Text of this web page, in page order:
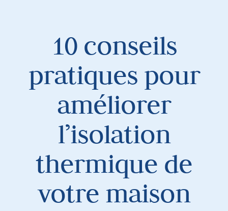
10 conseils
pratiques pour
améliorer
l’isolation
thermique de
votre maison